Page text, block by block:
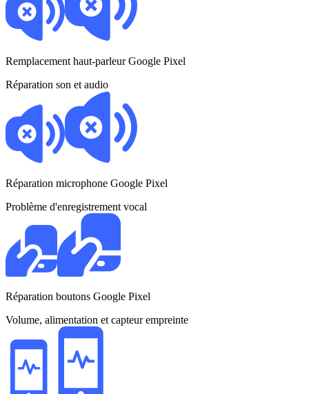
Remplacement haut-parleur Google Pixel
Réparation son et audio
Réparation microphone Google Pixel
Problème d'enregistrement vocal
Réparation boutons Google Pixel
Volume, alimentation et capteur empreinte